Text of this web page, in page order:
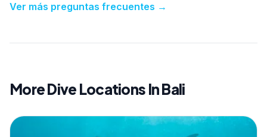
Ver más preguntas frecuentes →
More Dive Locations In Bali